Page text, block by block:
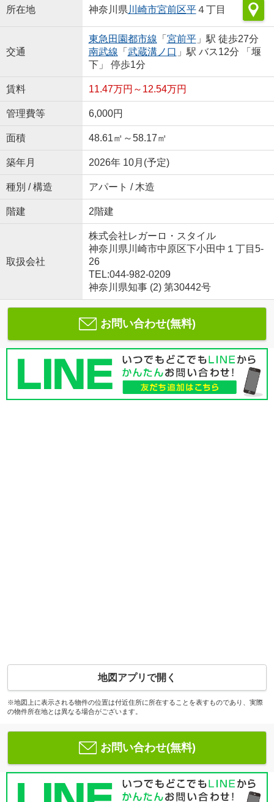
所在地 神奈川県 川崎市宮前区平４丁目
交通
東急田園都市線 「 宮前平」駅 徒歩27分
南武線 「 武蔵溝ノ口 」駅 バス12分 「堰
下」 停歩1分
賃料 11.47万円～12.54万円
管理費等 6,000円
面積 48.61㎡～58.17㎡
築年月 2026年 10月(予定)
種別 / 構造 アパート / 木造
階建 2階建
取扱会社
株式会社レガーロ・スタイル
神奈川県川崎市中原区下小田中１丁目5-
26
TEL:044-982-0209
神奈川県知事 (2) 第30442号
お問い合わせ(無料)
地図アプリで開く
※地図上に表示される物件の位置は付近住所に所在することを表すものであり、実際
の物件所在地とは異なる場合がございます。
お問い合わせ(無料)